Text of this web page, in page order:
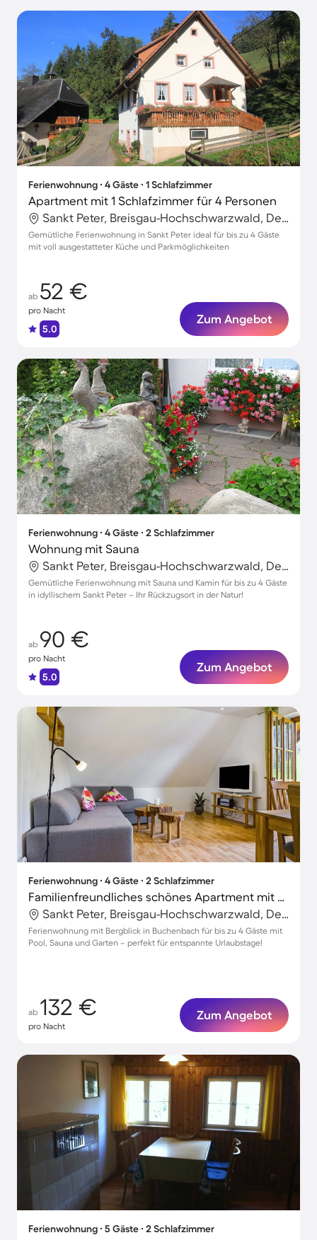
Ferienwohnung ∙ 4 Gäste ∙ 1 Schlafzimmer
Apartment mit 1 Schlafzimmer für 4 Personen
Sankt Peter, Breisgau-Hochschwarzwald, Deutschland
Gemütliche Ferienwohnung in Sankt Peter ideal für bis zu 4 Gäste
mit voll ausgestatteter Küche und Parkmöglichkeiten
ab 52 €
pro Nacht
5.0
Zum Angebot
Ferienwohnung ∙ 4 Gäste ∙ 2 Schlafzimmer
Wohnung mit Sauna
Sankt Peter, Breisgau-Hochschwarzwald, Deutschland
Gemütliche Ferienwohnung mit Sauna und Kamin für bis zu 4 Gäste
in idyllischem Sankt Peter – Ihr Rückzugsort in der Natur!
ab 90 €
pro Nacht
5.0
Zum Angebot
Ferienwohnung ∙ 4 Gäste ∙ 2 Schlafzimmer
Familienfreundliches schönes Apartment mit Grill, Sauna und Terrasse | Gartenblick | Hunde erlaubt
Sankt Peter, Breisgau-Hochschwarzwald, Deutschland
Ferienwohnung mit Bergblick in Buchenbach für bis zu 4 Gäste mit
Pool, Sauna und Garten – perfekt für entspannte Urlaubstage!
ab 132 €
pro Nacht
Zum Angebot
Ferienwohnung ∙ 5 Gäste ∙ 2 Schlafzimmer